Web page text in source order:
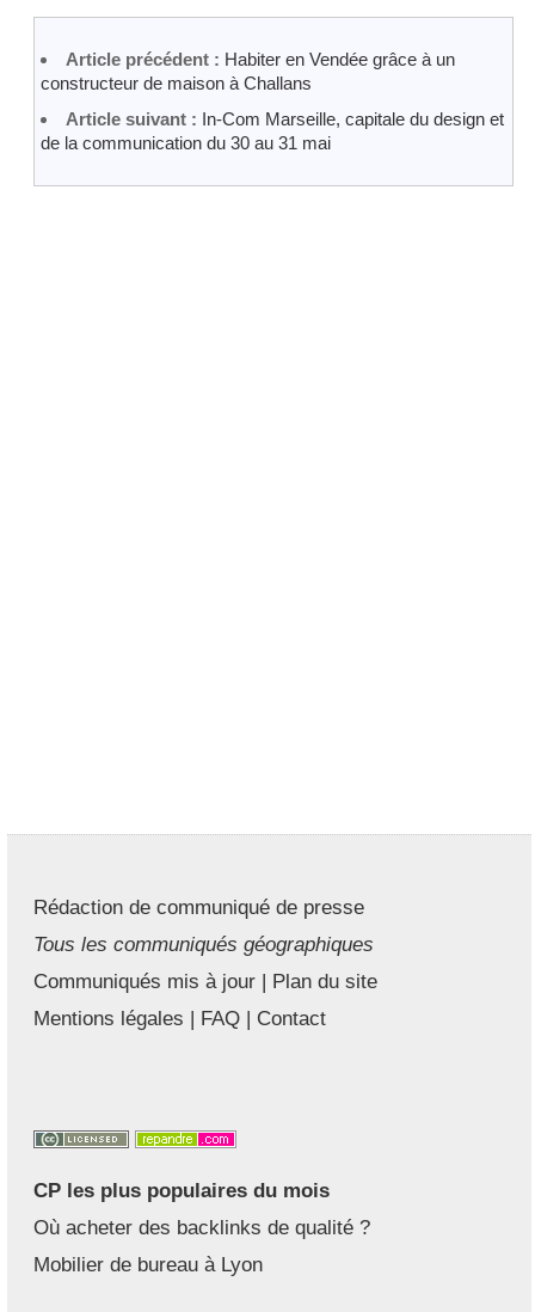
Article précédent : Habiter en Vendée grâce à un
constructeur de maison à Challans
Article suivant : In-Com Marseille, capitale du design et
de la communication du 30 au 31 mai
Rédaction de communiqué de presse
Tous les communiqués géographiques
Communiqués mis à jour | Plan du site
Mentions légales | FAQ | Contact
CP les plus populaires du mois
Où acheter des backlinks de qualité ?
Mobilier de bureau à Lyon